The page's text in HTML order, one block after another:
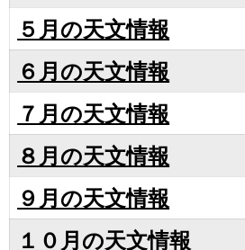
５月の天文情報
６月の天文情報
７月の天文情報
８月の天文情報
９月の天文情報
１０月の天文情報